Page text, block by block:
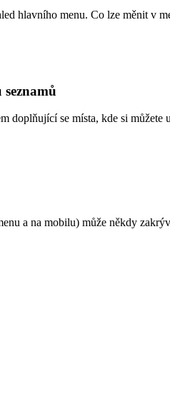
hlavního menu. Co lze měnit v
doplňující se místa, kde si
a na mobilu) může někdy